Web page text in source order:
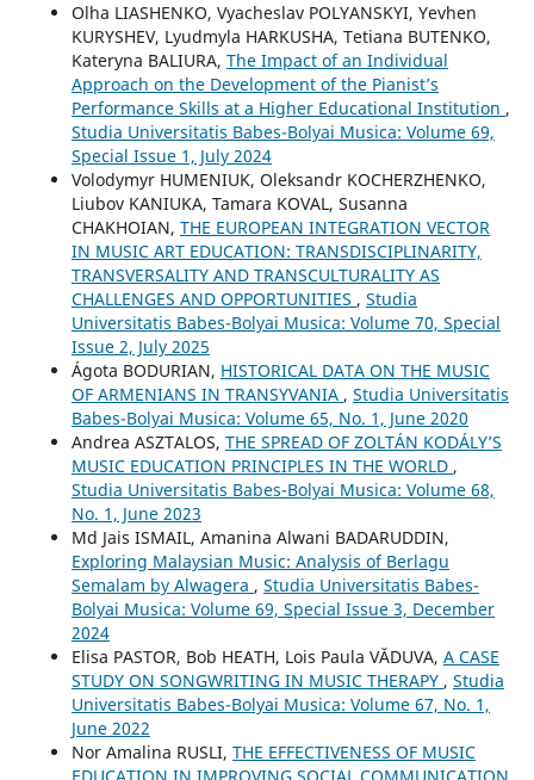
Olha LIASHENKO, Vyacheslav POLYANSKYI, Yevhen
KURYSHEV, Lyudmyla HARKUSHA, Tetiana BUTENKO,
Kateryna BALIURA, The Impact of an Individual
Approach on the Development of the Pianist’s
Performance Skills at a Higher Educational Institution ,
Studia Universitatis Babes-Bolyai Musica: Volume 69,
Special Issue 1, July 2024
Volodymyr HUMENIUK, Oleksandr KOCHERZHENKO,
Liubov KANIUKA, Tamara KOVAL, Susanna
CHAKHOIAN, THE EUROPEAN INTEGRATION VECTOR
IN MUSIC ART EDUCATION: TRANSDISCIPLINARITY,
TRANSVERSALITY AND TRANSCULTURALITY AS
CHALLENGES AND OPPORTUNITIES , Studia
Universitatis Babes-Bolyai Musica: Volume 70, Special
Issue 2, July 2025
Ágota BODURIAN, HISTORICAL DATA ON THE MUSIC
OF ARMENIANS IN TRANSYVANIA , Studia Universitatis
Babes-Bolyai Musica: Volume 65, No. 1, June 2020
Andrea ASZTALOS, THE SPREAD OF ZOLTÁN KODÁLY’S
MUSIC EDUCATION PRINCIPLES IN THE WORLD ,
Studia Universitatis Babes-Bolyai Musica: Volume 68,
No. 1, June 2023
Md Jais ISMAIL, Amanina Alwani BADARUDDIN,
Exploring Malaysian Music: Analysis of Berlagu
Semalam by Alwagera , Studia Universitatis Babes-
Bolyai Musica: Volume 69, Special Issue 3, December
2024
Elisa PASTOR, Bob HEATH, Lois Paula VĂDUVA, A CASE
STUDY ON SONGWRITING IN MUSIC THERAPY , Studia
Universitatis Babes-Bolyai Musica: Volume 67, No. 1,
June 2022
Nor Amalina RUSLI, THE EFFECTIVENESS OF MUSIC